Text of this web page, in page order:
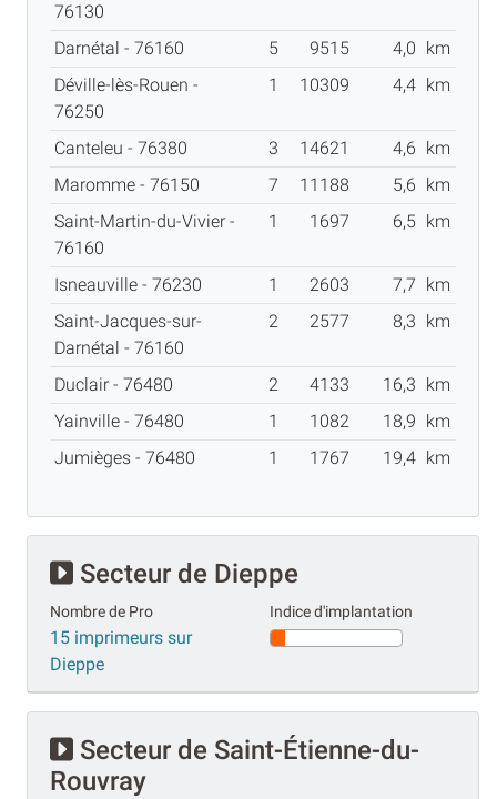
76130
Darnétal - 76160 5 9515 4,0
km
Déville-lès-Rouen -
76250
1 10309 4,4 km
Canteleu - 76380 3 14621 4,6
km
Maromme - 76150
7 11188 5,6
km
Saint-Martin-du-Vivier -
76160
1 1697 6,5 km
Isneauville - 76230 1 2603 7,7
km
Saint-Jacques-sur-
Darnétal - 76160
2 2577 8,3 km
Duclair - 76480 2 4133 16,3
km
Yainville - 76480
1 1082 18,9
km
Jumièges - 76480
1 1767 19,4 km
Secteur de Dieppe
Nombre de Pro
15 imprimeurs sur
Dieppe
Indice d'implantation
Secteur de Saint-Étienne-du-
Rouvray